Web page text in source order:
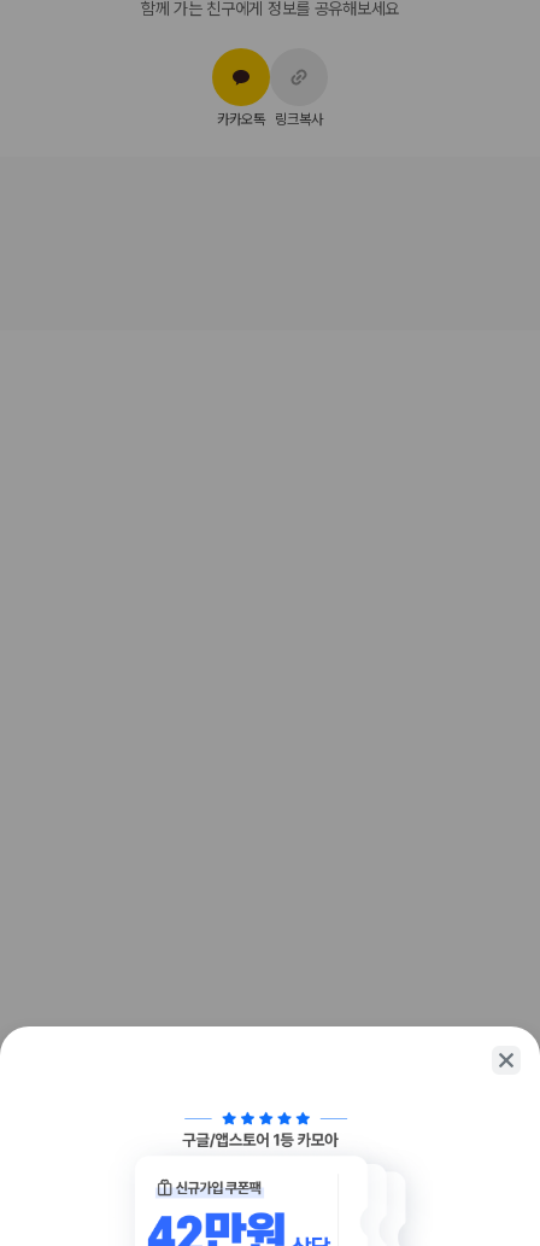
장애인 안내 동물 동반 가능
장애인 안내 동물은 요금 및 제한 사항이 면제됩니다.
함께 가는 친구에게 정보를 공유해보세요
카카오톡 링크복사